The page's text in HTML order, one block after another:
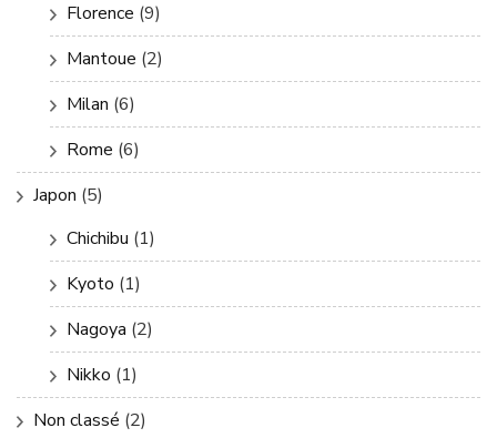
Florence (9)
Mantoue (2)
Milan (6)
Rome (6)
Japon (5)
Chichibu (1)
Kyoto (1)
Nagoya (2)
Nikko (1)
Non classé (2)